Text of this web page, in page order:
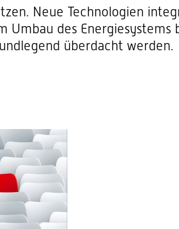
Neue Technologien
Umbau des Energiesystems
überdacht werden.